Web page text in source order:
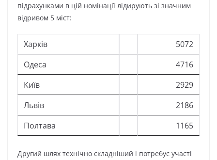
підрахунками в цій номінації лідирують зі значним
відривом 5 міст:
Харків
5072
Одеса
4716
Київ
2929
Львів
2186
Полтава
1165
Другий шлях технічно складніший і потребує участі